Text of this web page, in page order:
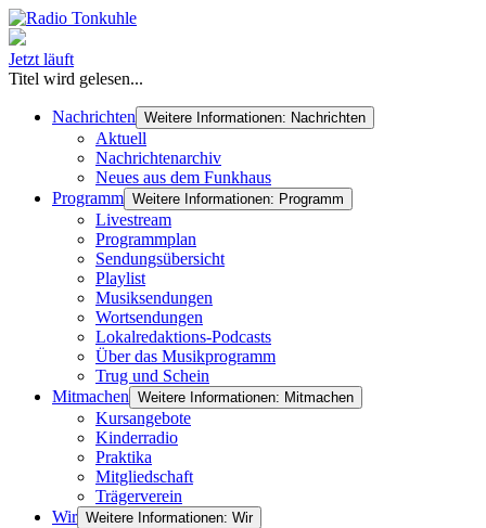
Jetzt läuft
Titel wird gelesen...
Nachrichten Weitere Informationen: Nachrichten
Aktuell
Nachrichtenarchiv
Neues aus dem Funkhaus
Programm Weitere Informationen: Programm
Livestream
Programmplan
Sendungsübersicht
Playlist
Musiksendungen
Wortsendungen
Lokalredaktions-Podcasts
Über das Musikprogramm
Trug und Schein
Mitmachen Weitere Informationen: Mitmachen
Kursangebote
Kinderradio
Praktika
Mitgliedschaft
Trägerverein
Wir Weitere Informationen: Wir